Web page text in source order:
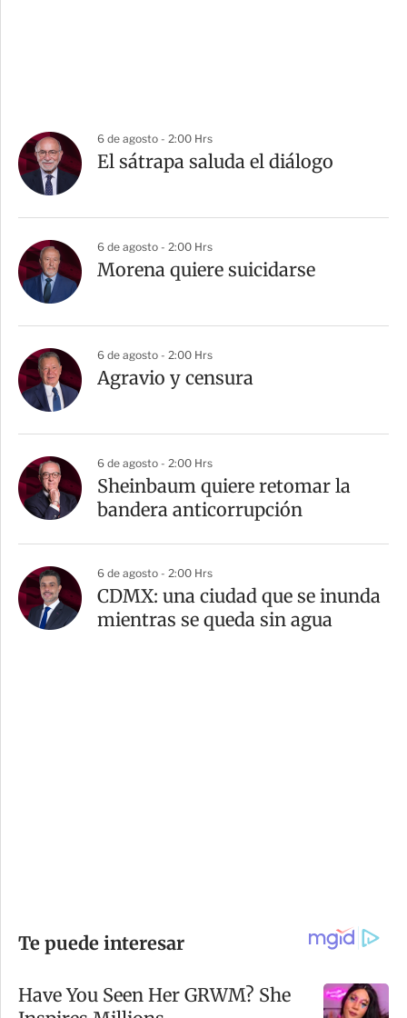
6 de agosto - 2:00 Hrs
El sátrapa saluda el diálogo
6 de agosto - 2:00 Hrs
Morena quiere suicidarse
6 de agosto - 2:00 Hrs
Agravio y censura
6 de agosto - 2:00 Hrs
Sheinbaum quiere retomar la
bandera anticorrupción
6 de agosto - 2:00 Hrs
CDMX: una ciudad que se inunda
mientras se queda sin agua